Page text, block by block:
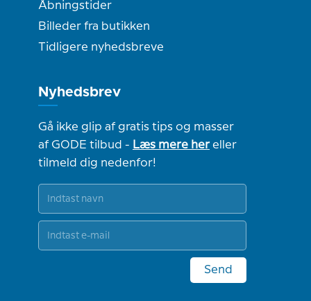
Åbningstider
Billeder fra butikken
Tidligere nyhedsbreve
Nyhedsbrev
Gå ikke glip af gratis tips og masser
af GODE tilbud - Læs mere hereller
tilmeld dig nedenfor!
Send